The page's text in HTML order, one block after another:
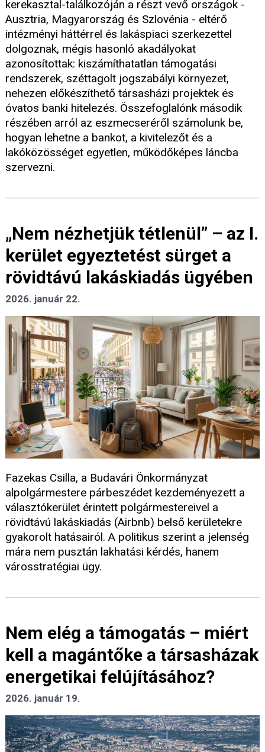
kerekasztal-találkozóján a részt vevő országok -
Ausztria, Magyarország és Szlovénia - eltérő
intézményi háttérrel és lakáspiaci szerkezettel
dolgoznak, mégis hasonló akadályokat
azonosítottak: kiszámíthatatlan támogatási
rendszerek, széttagolt jogszabályi környezet,
nehezen előkészíthető társasházi projektek és
óvatos banki hitelezés. Összefoglalónk második
részében arról az eszmecseréről számolunk be,
hogyan lehetne a bankot, a kivitelezőt és a
lakóközösséget egyetlen, működőképes láncba
szervezni.
„Nem nézhetjük tétlenül” – az I.
kerület egyeztetést sürget a
rövidtávú lakáskiadás ügyében
2026. január 22.
Fazekas Csilla, a Budavári Önkormányzat
alpolgármestere párbeszédet kezdeményezett a
választókerület érintett polgármestereivel a
rövidtávú lakáskiadás (Airbnb) belső kerületekre
gyakorolt hatásairól. A politikus szerint a jelenség
mára nem pusztán lakhatási kérdés, hanem
városstratégiai ügy.
Nem elég a támogatás – miért
kell a magántőke a társasházak
energetikai felújításához?
2026. január 19.